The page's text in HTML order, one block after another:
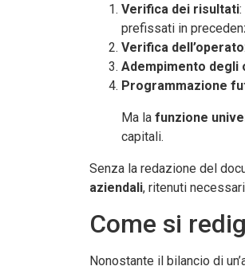
Verifica dei risultati
prefissati in
Verifica dell’operato
Adempimento degli
Programmazione
Ma la funzione
capitali.
Senza la redazione del
aziendali, ritenuti
Come si
Nonostante il bilancio di